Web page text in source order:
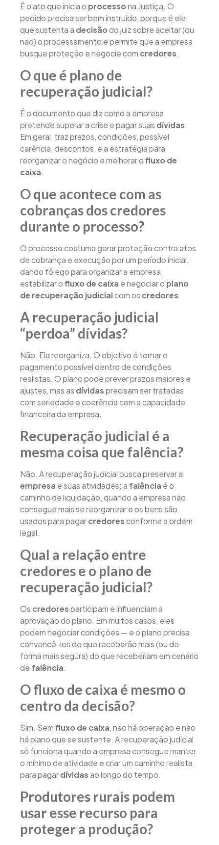
É o ato que inicia o processona Justiça. O
pedido precisa ser bem instruído, porque é ele
que sustenta a decisãodo juiz sobre aceitar (ou
não) o processamento e permite que a empresa
busque proteção e negocie com credores.
O que é plano de
recuperação judicial?
É o documento que diz como a empresa
pretende superar a crise e pagar suas dívidas.
Em geral, traz prazos, condições, possível
carência, descontos, e a estratégia para
reorganizar o negócio e melhorar ofluxo de
caixa.
O que acontece com as
cobranças dos credores
durante o processo?
O processo costuma gerar proteção contra atos
de cobrança e execução por um período inicial,
dando fôlego para organizar a empresa,
estabilizar ofluxo de caixa e negociar o plano
de recuperação judicialcom os credores.
A recuperação judicial
“perdoa” dívidas?
Não. Ela reorganiza. O objetivo é tornar o
pagamento possível dentro de condições
realistas. O plano pode prever prazos maiores e
ajustes, mas as dívidasprecisam ser tratadas
com seriedade e coerência com a capacidade
financeira da empresa.
Recuperação judicial é a
mesma coisa que falência?
Não. A recuperação judicial busca preservar a
empresa e suas atividades; a falência é o
caminho de liquidação, quando a empresa não
consegue mais se reorganizar e os bens são
usados para pagarcredoresconforme a ordem
legal.
Qual a relação entre
credores e o plano de
recuperação judicial?
Os credoresparticipam e influenciam a
aprovação do plano. Em muitos casos, eles
podem negociar condições — e o plano precisa
convencê-los de que receberão mais (ou de
forma mais segura) do que receberiam em cenário
de falência.
O fluxo de caixa é mesmo o
centro da decisão?
Sim. Semfluxo de caixa, não há operação e não
há plano que se sustente. A recuperação judicial
só funciona quando a empresa consegue manter
o mínimo de atividade e criar um caminho realista
para pagardívidasao longo do tempo.
Produtores rurais podem
usar esse recurso para
proteger a produção?